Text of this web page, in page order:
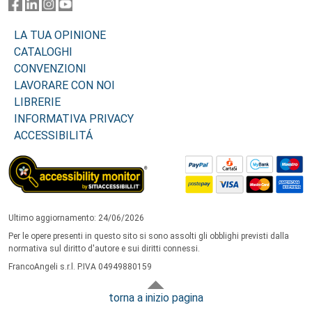
LA TUA OPINIONE
CATALOGHI
CONVENZIONI
LAVORARE CON NOI
LIBRERIE
INFORMATIVA PRIVACY
ACCESSIBILITÁ
Ultimo aggiornamento: 24/06/2026
Per le opere presenti in questo sito si sono assolti gli obblighi previsti dalla
normativa sul diritto d'autore e sui diritti connessi.
FrancoAngeli s.r.l. P.IVA 04949880159
torna a inizio pagina